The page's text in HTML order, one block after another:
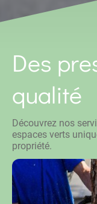
Des
qualité
Découvrez nos
espaces verts
propriété.